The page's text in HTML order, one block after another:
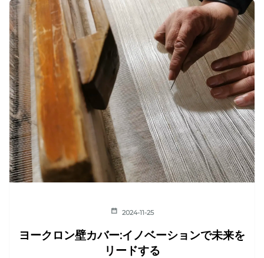
2024-11-25
ヨークロン壁カバー:イノベーションで未来を
リードする